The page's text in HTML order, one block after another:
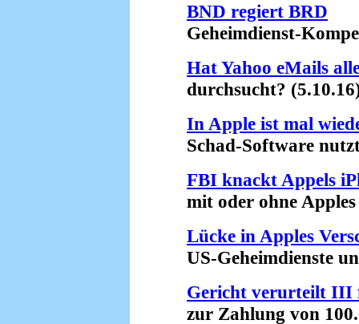
BND regiert BRD
Geheimdienst-
Hat Yahoo eMails
durchsucht?
In Apple ist mal
Schad-Software nutzt
FBI knackt Appels
mit oder ohne Apples
Lücke in Apples
US-Geheimdienste
Gericht verurteilt III
zur Zahlung von